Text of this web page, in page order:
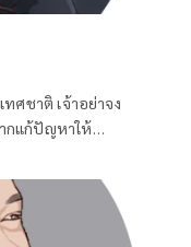
ทศชาติ เจ้าอย่าจง
ากแก้ปัญหาให้